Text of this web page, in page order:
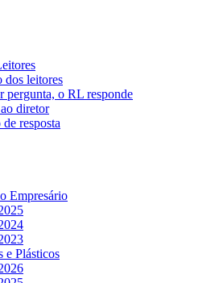
dos leitores
pergunta, o RL responde
diretor
resposta
Empresário
e Plásticos